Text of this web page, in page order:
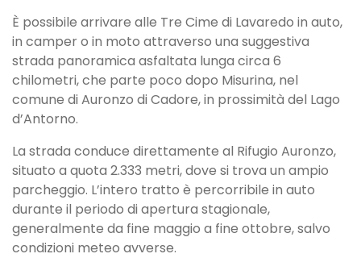
È possibile arrivare alle Tre Cime di Lavaredo in auto,
in camper o in moto attraverso una suggestiva
strada panoramica asfaltata lunga circa 6
chilometri, che parte poco dopo Misurina, nel
comune di Auronzo di Cadore, in prossimità del Lago
d’Antorno.
La strada conduce direttamente al Rifugio Auronzo,
situato a quota 2.333 metri, dove si trova un ampio
parcheggio. L’intero tratto è percorribile in auto
durante il periodo di apertura stagionale,
generalmente da fine maggio a fine ottobre, salvo
condizioni meteo avverse.